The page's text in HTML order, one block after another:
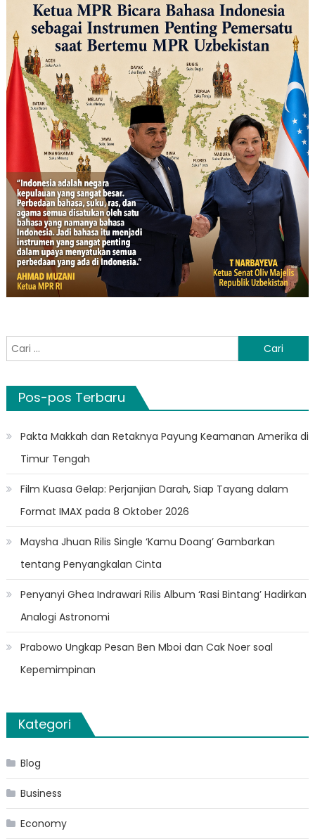
Cari
untuk:
Pos-pos Terbaru
Pakta Makkah dan Retaknya Payung Keamanan Amerika di
Timur Tengah
Film Kuasa Gelap: Perjanjian Darah, Siap Tayang dalam
Format IMAX pada 8 Oktober 2026
Maysha Jhuan Rilis Single ‘Kamu Doang’ Gambarkan
tentang Penyangkalan Cinta
Penyanyi Ghea Indrawari Rilis Album ‘Rasi Bintang’ Hadirkan
Analogi Astronomi
Prabowo Ungkap Pesan Ben Mboi dan Cak Noer soal
Kepemimpinan
Kategori
Blog
Business
Economy